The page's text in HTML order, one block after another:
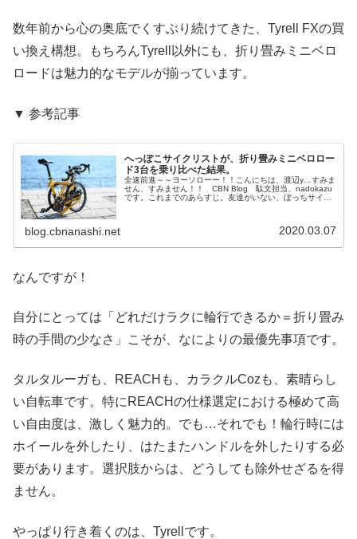
数年前から心の奥底でくすぶり続けてきた、Tyrell FXの買
い換え構想。もちろんTyrell以外にも、折り畳みミニベロ
ロードは魅力的なモデルが揃っています。
▼ 参考記事
へっぽこサイクリストが、折り畳みミニベロロー
ド3台を乗り比べた結果。
全速前進～～ヨーソローー！！こんにちは、渡辺y…すみま
せん、すみません！！ CBN Blog 駄文担当、nadokazu
です。これまでのあらすじ。友達がいない、ぼっちサイク
blog.cbnanashi.net 2020.03.07
なんですが！
自分にとっては「どれだけラクに輪行できるか＝折り畳み
時の手間の少なさ」こそが、なによりの最優先事項です。
タルタルーガも、REACHも、カラクルCozも、素晴らし
い自転車です。特にREACHの仕様選定における極めて高
い自由度は、激しく魅力的。でも…それでも！輪行時には
ホイールを外したり、はたまたハンドルを外したりする必
要があります。選択肢からは、どうしても除外せざるを得
ません。
やっぱり行き着くのは、Tyrellです。